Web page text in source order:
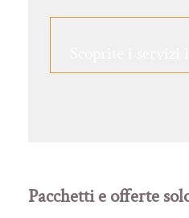
Pacchetti e offerte